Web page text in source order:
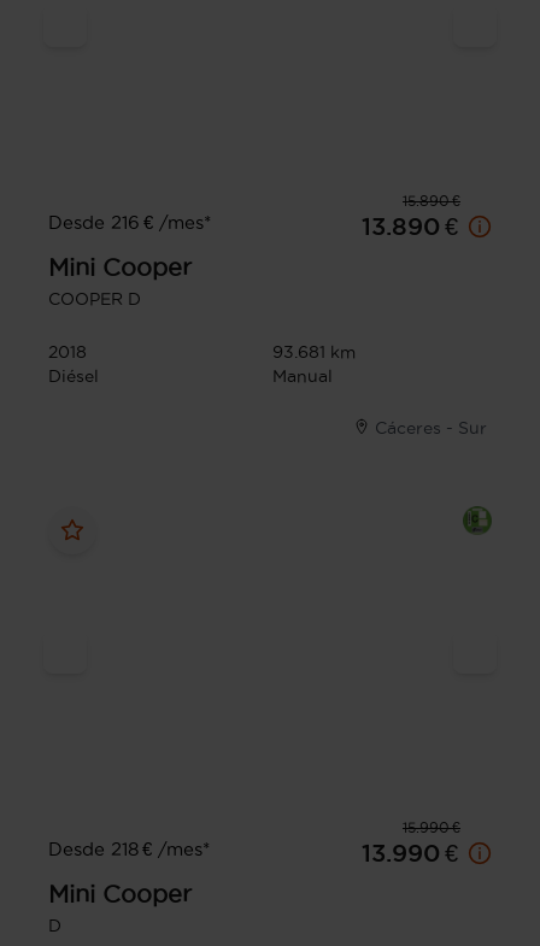
15.890 €
Desde 216 € /mes*
13.890 €
Mini Cooper
COOPER D
2018
93.681 km
Diésel
Manual
Cáceres - Sur
15.990 €
Desde 218 € /mes*
13.990 €
Mini Cooper
D